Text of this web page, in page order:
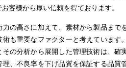
客様から厚い信頼を得ております。
力の高さに加えて、素材から製品まで
術も重要なファクターと考えています
その分析から展開した管理技術は、確
理、不良率を下げ品質を保証する品質